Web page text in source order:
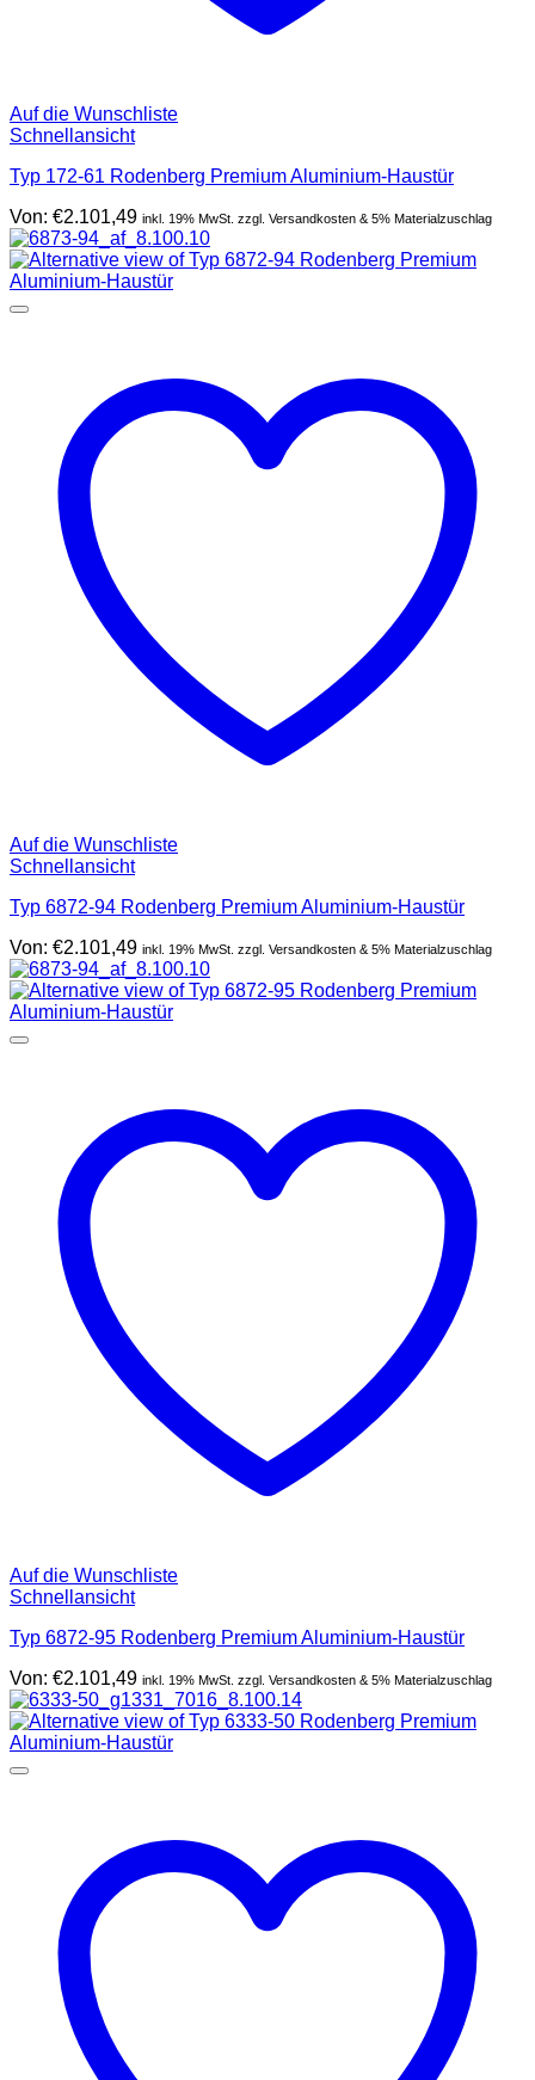
Auf die Wunschliste
Schnellansicht
Typ 172-61 Rodenberg Premium Aluminium-Haustür
Von: €2.101,49 inkl. 19% MwSt. zzgl. Versandkosten & 5% Materialzuschlag
Auf die Wunschliste
Schnellansicht
Typ 6872-94 Rodenberg Premium Aluminium-Haustür
Von: €2.101,49 inkl. 19% MwSt. zzgl. Versandkosten & 5% Materialzuschlag
Auf die Wunschliste
Schnellansicht
Typ 6872-95 Rodenberg Premium Aluminium-Haustür
Von: €2.101,49 inkl. 19% MwSt. zzgl. Versandkosten & 5% Materialzuschlag